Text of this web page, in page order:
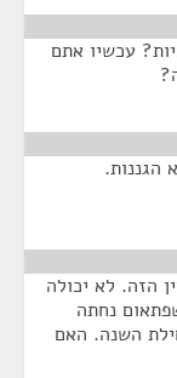
עכשיו אתם
הגננות.
הזה. לא יכולה
נחתה
השנה. האם